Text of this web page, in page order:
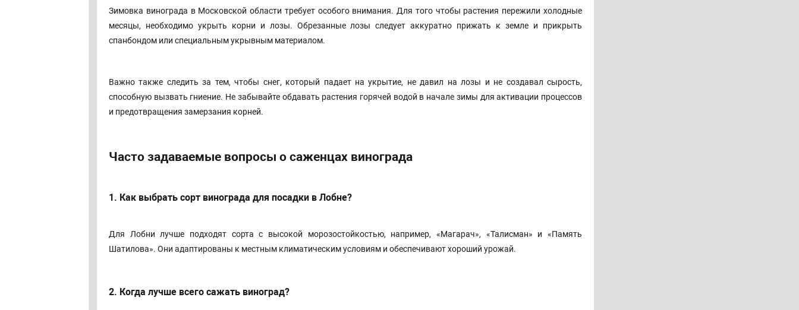
Зимовка винограда в Московской области требует особого внимания. Для того чтобы растения пережили холодные
месяцы, необходимо укрыть корни и лозы. Обрезанные лозы следует аккуратно прижать к земле и прикрыть
спанбондом или специальным укрывным материалом.
Важно также следить за тем, чтобы снег, который падает на укрытие, не давил на лозы и не создавал сырость,
способную вызвать гниение. Не забывайте обдавать растения горячей водой в начале зимы для активации процессов
и предотвращения замерзания корней.
Часто задаваемые вопросы о саженцах винограда
1. Как выбрать сорт винограда для посадки в Лобне?
Для Лобни лучше подходят сорта с высокой морозостойкостью, например, «Магарач», «Талисман» и «Память
Шатилова». Они адаптированы к местным климатическим условиям и обеспечивают хороший урожай.
2. Когда лучше всего сажать виноград?